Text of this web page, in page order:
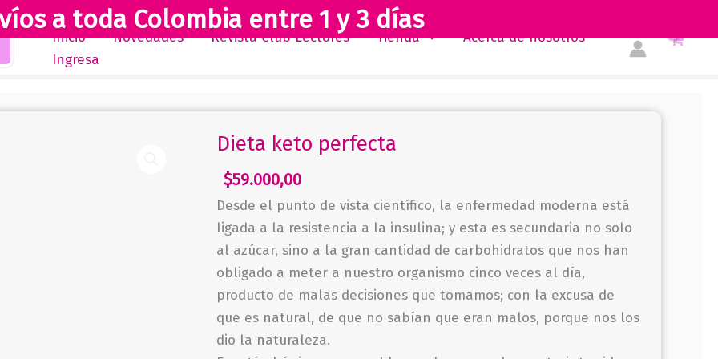
a toda Colombia entre 1 y 3 días
Inicio Novedades Revista Club Lectores Tienda
Acerca de nosotros
Ingresa
Dieta keto perfecta
$59.000,00
Desde el punto de vista científico, la enfermedad moderna está
ligada a la resistencia a la insulina; y esta es secundaria no solo
al azúcar, sino a la gran cantidad de carbohidratos que nos han
obli­gado a meter a nuestro organismo cinco veces al día,
producto de malas decisiones que tomamos; con la excusa de
que es natural, de que no sabían que eran malos, porque nos los
dio la naturaleza.
cantidad